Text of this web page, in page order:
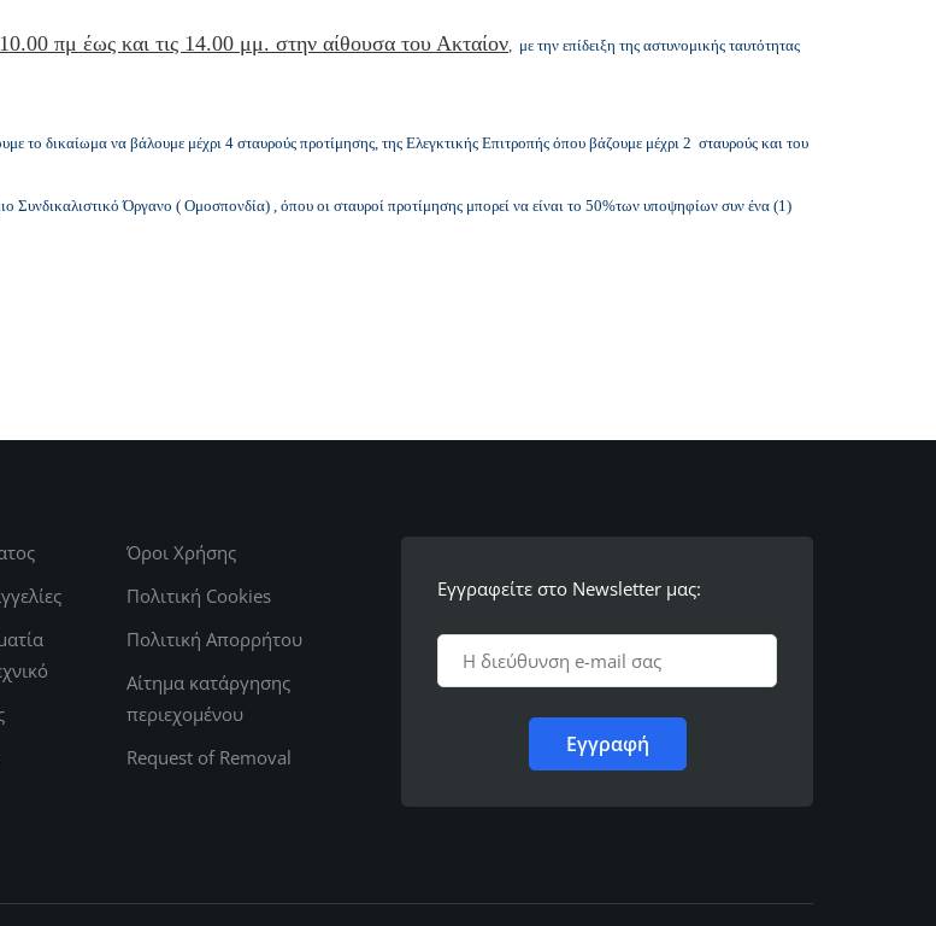
πμ έως και τις 14.00 μμ. στην αίθουσα του Ακταίον, με την επίδειξη της αστυνομικής ταυτότητας
το δικαίωμα να βάλουμε μέχρι 4 σταυρούς προτίμησης, της Ελεγκτικής Επιτροπής όπου βάζουμε μέχρι 2 σταυρούς και του
Συνδικαλιστικό Όργανο ( Ομοσπονδία) , όπου οι σταυροί προτίμησης μπορεί να είναι το 50%των υποψηφίων συν ένα (1)
Όροι Χρήσης
Πολιτική Cookies
Πολιτική Απορρήτου
Αίτημα κατάργησης
περιεχομένου
Request of Removal
Εγγραφείτε στο Newsletter μας: